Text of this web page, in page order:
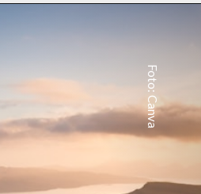
Foto: Canva